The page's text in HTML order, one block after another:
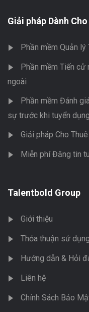
Giải pháp Dành
Phần mềm Quản lý
Phần mềm Tiến cử
ngoài
Phần mềm Đánh
sự trước khi tuyển dụng
Giải pháp Cho
Miễn phí Đăng tin
Talentbold Group
Giới thiệu
Thỏa thuận sử dụng
Hướng dẫn & Hỏi
Liên hệ
Chính Sách Bảo